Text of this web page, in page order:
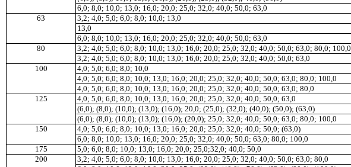
6,0; 8,0; 10,0; 13,0; 16,0; 20,0; 25,0; 32,0; 40,0; 50,0; 63,0
63
3,2; 4,0; 5,0; 6,0; 8,0; 10,0; 13,0
13,0
6,0; 8,0; 10,0; 13,0; 16,0; 20,0; 25,0; 32,0; 40,0; 50,0; 63,0
80 3,2; 4,0; 5,0; 6,0; 8,0; 10,0; 13,0; 16,0; 20,0; 25,0; 32,0; 40,0; 50,0; 63,0; 80,0; 100,0
3,2; 4,0; 5,0; 6,0; 8,0; 10,0; 13,0; 16,0; 20,0; 25,0; 32,0; 40,0; 50,0; 63,0
100
4,0; 5,0; 6,0; 8,0; 10,0
4,0; 5,0; 6,0; 8,0; 10,0; 13,0; 16,0; 20,0; 25,0; 32,0; 40,0; 50,0; 63,0; 80,0; 100,0
4,0; 5,0; 6,0; 8,0; 10,0; 13,0; 16,0; 20,0; 25,0; 32,0; 40,0; 50,0; 63,0; 80,0
125
4,0; 5,0; 6,0; 8,0; 10,0; 13,0; 16,0; 20,0; 25,0; 32,0; 40,0; 50,0; 63,0
(6,0); (8,0); (10,0); (13,0); (16,0); 20,0; (25,0); (32,0); (40,0); (50,0); (63,0)
(6,0); (8,0); (10,0); (13,0); (16,0); (20,0); 25,0; 32,0; 40,0; 50,0; 63,0; 80,0; 100,0
150
4,0; 5,0; 6,0; 8,0; 10,0; 13,0; 16,0; 20,0; 25,0; 32,0; 40,0; 50,0; (63,0)
6,0; 8,0; 10,0; 13,0; 16,0; 20,0; 25,0; 32,0; 40,0; 50,0; 63,0; 80,0; 100,0
175
5,0; 6,0; 8,0; 10,0; 13,0; 16,0; 20,0; 25,0;32,0; 40,0; 50,0
200
3,2; 4,0; 5,0; 6,0; 8,0; 10,0; 13,0; 16,0; 20,0; 25,0; 32,0; 40,0; 50,0; 63,0; 80,0